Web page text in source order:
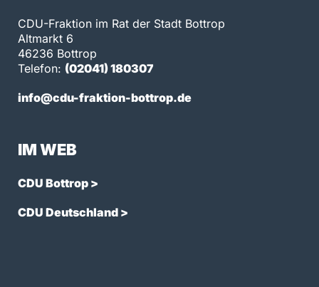
CDU-Fraktion im Rat der Stadt Bottrop
Altmarkt 6
46236 Bottrop
Telefon: (02041) 180307
info@cdu-fraktion-bottrop.de
IM WEB
CDU Bottrop >
CDU Deutschland >